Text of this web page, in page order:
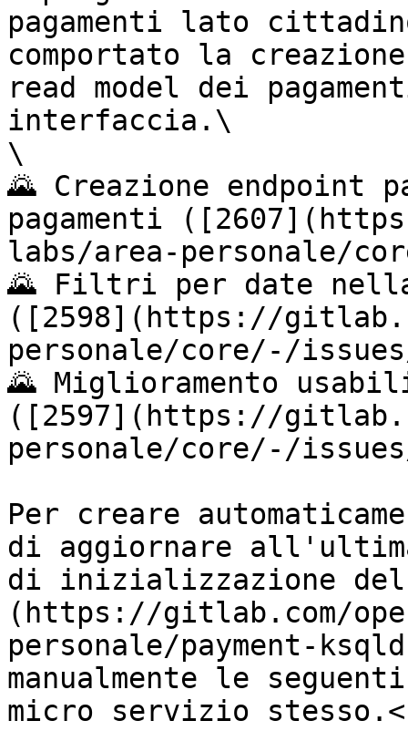
pagamenti lato
comportato la
read model dei
interfaccia.\
\
🌄 Creazione endpoint
pagamenti
labs/area-personale/
🌄 Filtri per date nella
([2598](https://
personale/core/-/
🌄 Miglioramento
([2597](https://
personale/core/-/
Per creare
di aggiornare
di inizializzazione del
(https://gitlab.com/
personale/payment-
manualmente le
micro servizio